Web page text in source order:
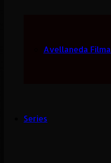
Avellaneda Filma
Series